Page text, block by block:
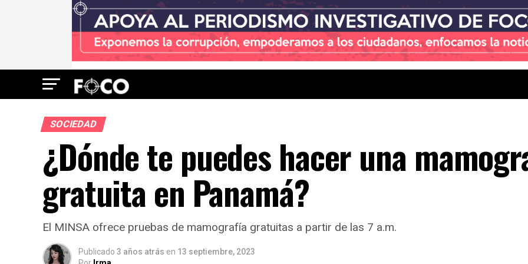
SOCIEDAD
¿Dónde te puedes hacer una
gratuita en Panamá?
El MINSA ofrece pruebas de mamografía gratuitas a partir de las 7 a.m.
Publicado 3 años atrás en 13 septiembre, 2023